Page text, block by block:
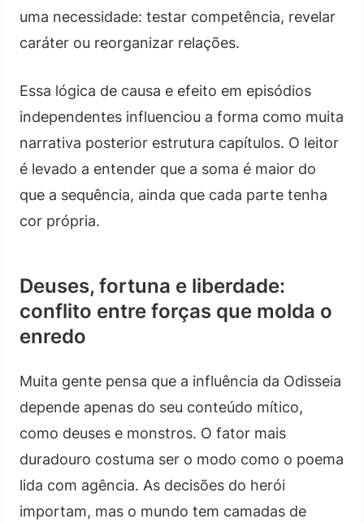
uma necessidade: testar competência, revelar
caráter ou reorganizar relações.
Essa lógica de causa e efeito em episódios
independentes influenciou a forma como muita
narrativa posterior estrutura capítulos. O leitor
é levado a entender que a soma é maior do
que a sequência, ainda que cada parte tenha
cor própria.
Deuses, fortuna e liberdade:
conflito entre forças que molda o
enredo
Muita gente pensa que a influência da Odisseia
depende apenas do seu conteúdo mítico,
como deuses e monstros. O fator mais
duradouro costuma ser o modo como o poema
lida com agência. As decisões do herói
importam, mas o mundo tem camadas de